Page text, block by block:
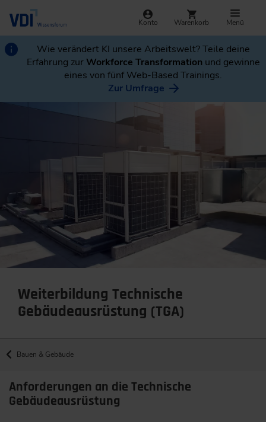
Konto Warenkorb Menü
Wie verändert KI unsere Arbeitswelt? Teile deine
Erfahrung zurWorkforce Transformation und gewinne
eines von fünf Web-Based Trainings.
Zur Umfrage
Weiterbildung Technische
Gebäudeausrüstung (TGA)
Bauen & Gebäude
Anforderungen an die Technische
Gebäudeausrüstung